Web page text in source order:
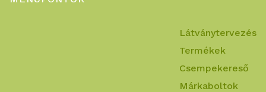
Látványtervezés
Termékek
Csempekereső
Márkaboltok